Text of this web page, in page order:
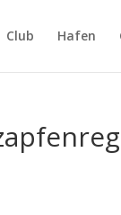
Club Hafen